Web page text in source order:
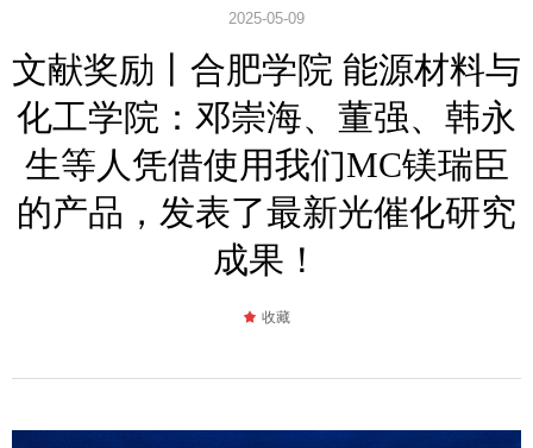
文献奖励丨合肥学院 能源材料与
化工学院：邓崇海、董强、韩永
生等人凭借使用我们MC镁瑞臣
的产品，发表了最新光催化研究
成果！
2025-05-09
끄 收藏